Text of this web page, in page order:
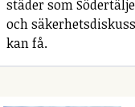
städer som
och
kan få.